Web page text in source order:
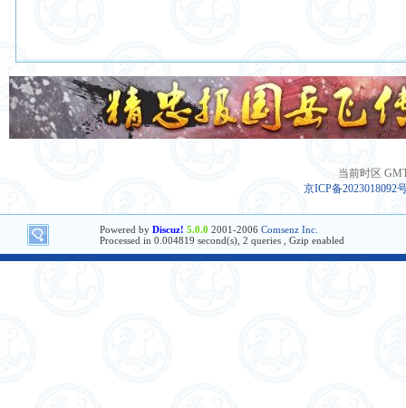
当前时区
京ICP备2023018092
Powered by Discuz! 5.0.0 2001-2006 Comsenz Inc.
Processed in 0.004819 second(s), 2 queries , Gzip enabled